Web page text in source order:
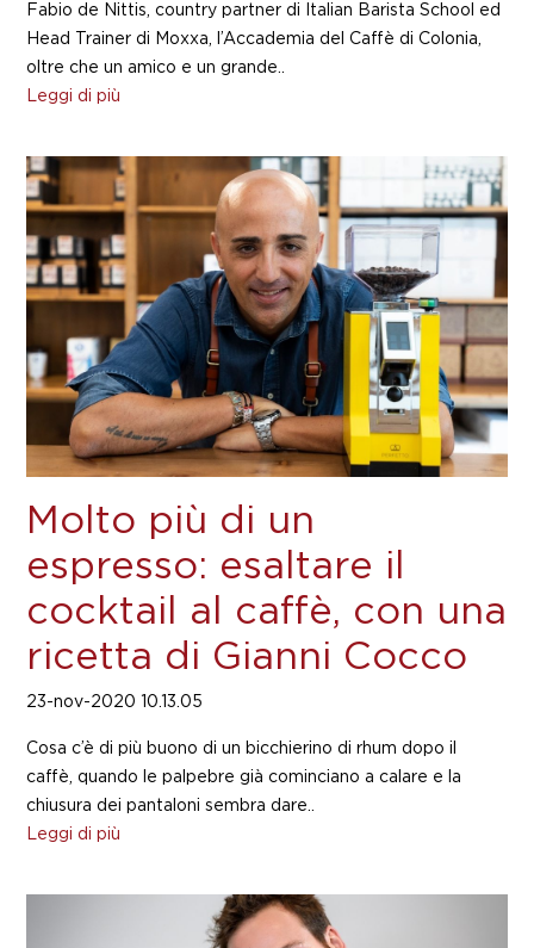
Fabio de Nittis, country partner di Italian Barista School ed
Head Trainer di Moxxa, l’Accademia del Caffè di Colonia,
oltre che un amico e un grande..
Leggi di più
Molto più di un
espresso: esaltare il
cocktail al caffè, con una
ricetta di Gianni Cocco
23-nov-2020 10.13.05
Cosa c’è di più buono di un bicchierino di rhum dopo il
caffè, quando le palpebre già cominciano a calare e la
chiusura dei pantaloni sembra dare..
Leggi di più